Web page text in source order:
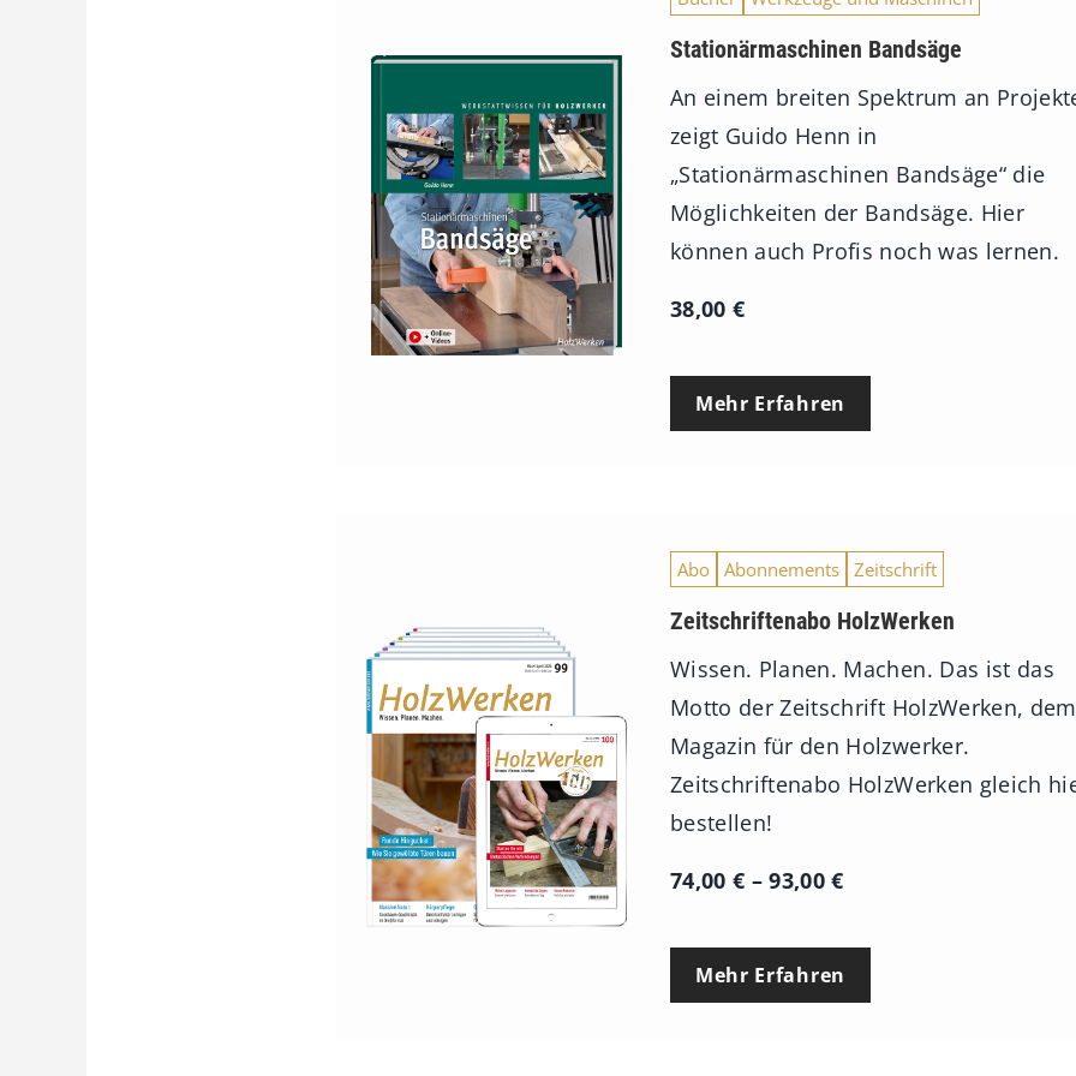
Stationärmaschinen Bandsäge
An einem breiten Spektrum an
zeigt Guido Henn in
„Stationärmaschinen Bandsäge“ die
Möglichkeiten der Bandsäge. Hier
können auch Profis noch was lernen.
38,00 €
Mehr Erfahren
Abo Abonnements Zeitschrift
Zeitschriftenabo HolzWerken
Wissen. Planen. Machen. Das ist das
Motto der Zeitschrift HolzWerken, dem
Magazin für den Holzwerker.
Zeitschriftenabo HolzWerken gleich
bestellen!
74,00 € –93,00€P
e
Mehr Erfahren